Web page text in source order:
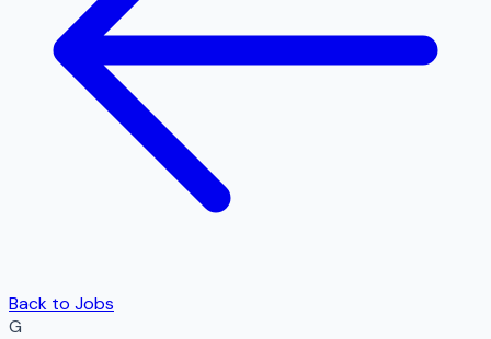
Back to Jobs
G